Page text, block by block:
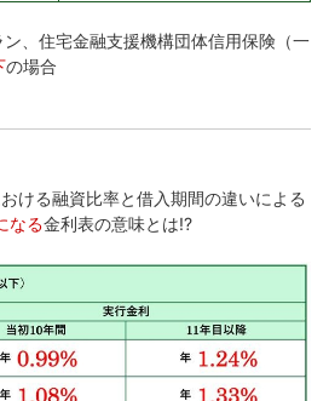
、住宅金融支援機構団体信用保険（一
の場合
ける融資比率と借入期間の違いによる
なる金利表の意味とは!?